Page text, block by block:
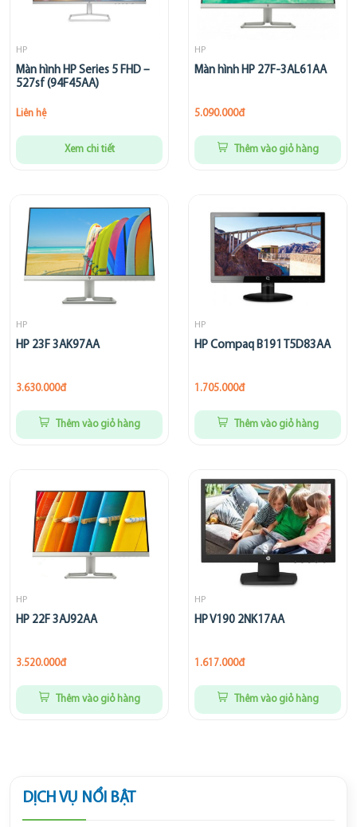
HP
Màn hình HP Series 5 FHD –
527sf (94F45AA)
Liên hệ
Xem chi tiết
HP
Màn hình HP 27F-3AL61AA
5.090.000đ
Thêm vào giỏ hàng
HP
HP 23F 3AK97AA
3.630.000đ
Thêm vào giỏ hàng
HP
HP Compaq B191 T5D83AA
1.705.000đ
Thêm vào giỏ hàng
HP
HP 22F 3AJ92AA
3.520.000đ
Thêm vào giỏ hàng
HP
HP V190 2NK17AA
1.617.000đ
Thêm vào giỏ hàng
DỊCH VỤ NỔI BẬT